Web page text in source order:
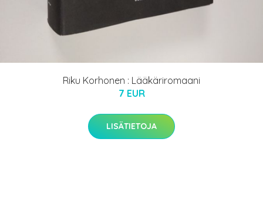
Riku Korhonen : Lääkäriromaani
7 EUR
LISÄTIETOJA